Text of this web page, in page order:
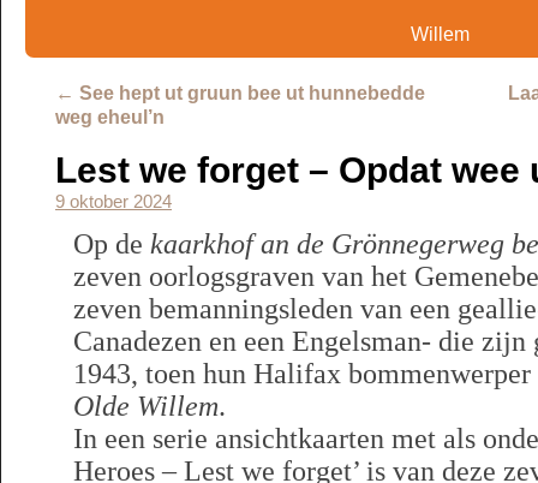
Willem
← See hept ut gruun bee ut hunnebedde
weg eheul’n
Lest we forget – Opdat wee
9 oktober 2024
Op de kaarkhof an de Grönnegerweg
zeven oorlogsgraven van het
zeven bemanningsleden van een
Canadezen en een Engelsman- die
1943, toen hun Halifax
Olde Willem.
In een serie ansichtkaarten met als
Heroes – Lest we forget’ is van deze